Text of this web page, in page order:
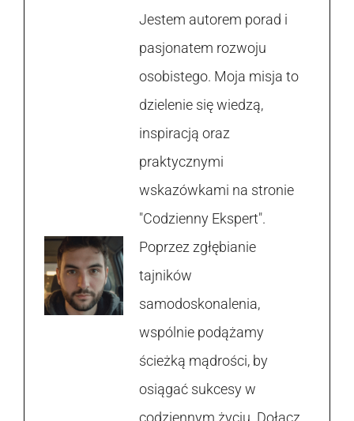
Jestem autorem porad i
pasjonatem rozwoju
osobistego. Moja misja to
dzielenie się wiedzą,
inspiracją oraz
praktycznymi
wskazówkami na stronie
"Codzienny Ekspert".
Poprzez zgłębianie
tajników
samodoskonalenia,
wspólnie podążamy
ścieżką mądrości, by
osiągać sukcesy w
codziennym życiu. Dołącz